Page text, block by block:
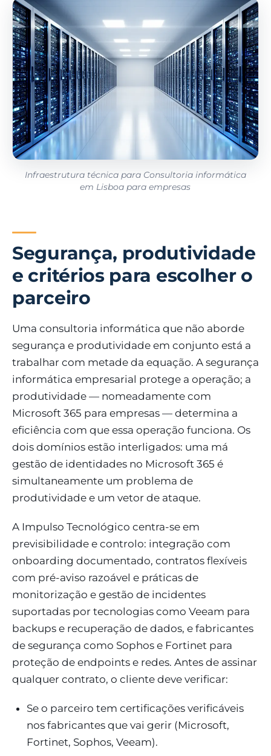
Infraestrutura técnica para Consultoria informática
em Lisboa para empresas
Segurança, produtividade
e critérios para escolher o
parceiro
Uma consultoria informática que não aborde
segurança e produtividade em conjunto está a
trabalhar com metade da equação. A segurança
informática empresarial protege a operação; a
produtividade — nomeadamente com
Microsoft 365 para empresas — determina a
eficiência com que essa operação funciona. Os
dois domínios estão interligados: uma má
gestão de identidades no Microsoft 365 é
simultaneamente um problema de
produtividade e um vetor de ataque.
A Impulso Tecnológico centra-se em
previsibilidade e controlo: integração com
onboarding documentado, contratos flexíveis
com pré-aviso razoável e práticas de
monitorização e gestão de incidentes
suportadas por tecnologias como Veeam para
backups e recuperação de dados, e fabricantes
de segurança como Sophos e Fortinet para
proteção de endpoints e redes. Antes de assinar
qualquer contrato, o cliente deve verificar:
Se o parceiro tem certificações verificáveis
nos fabricantes que vai gerir (Microsoft,
Fortinet, Sophos, Veeam).